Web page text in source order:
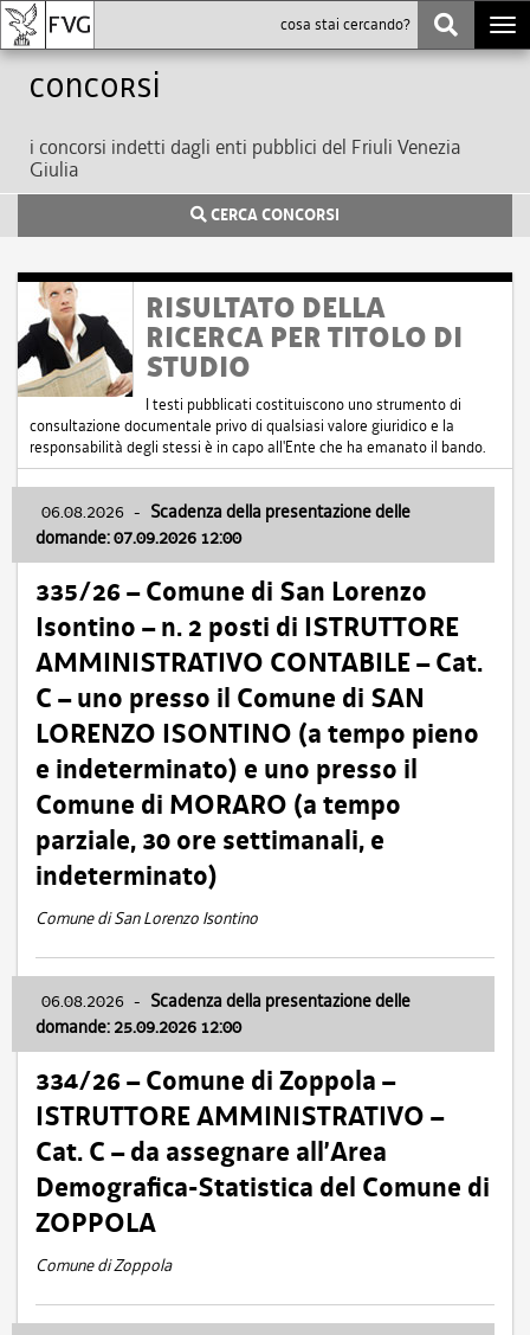
Concorsi
i concorsi indetti dagli enti pubblici del Friuli Venezia
Giulia
CERCA CONCORSI
RISULTATO DELLA
RICERCA PER TITOLO DI
STUDIO
I testi pubblicati costituiscono uno strumento di
consultazione documentale privo di qualsiasi valore giuridico e la
responsabilità degli stessi è in capo all'Ente che ha emanato il bando.
06.08.2026 - Scadenza della presentazione delle
domande: 07.09.2026 12:00
335/26 – Comune di San Lorenzo
Isontino – n. 2 posti di ISTRUTTORE
AMMINISTRATIVO CONTABILE – Cat.
C – uno presso il Comune di SAN
LORENZO ISONTINO (a tempo pieno
e indeterminato) e uno presso il
Comune di MORARO (a tempo
parziale, 30 ore settimanali, e
indeterminato)
Comune di San Lorenzo Isontino
06.08.2026 - Scadenza della presentazione delle
domande: 25.09.2026 12:00
334/26 – Comune di Zoppola –
ISTRUTTORE AMMINISTRATIVO –
Cat. C – da assegnare all’Area
Demografica-Statistica del Comune di
ZOPPOLA
Comune di Zoppola